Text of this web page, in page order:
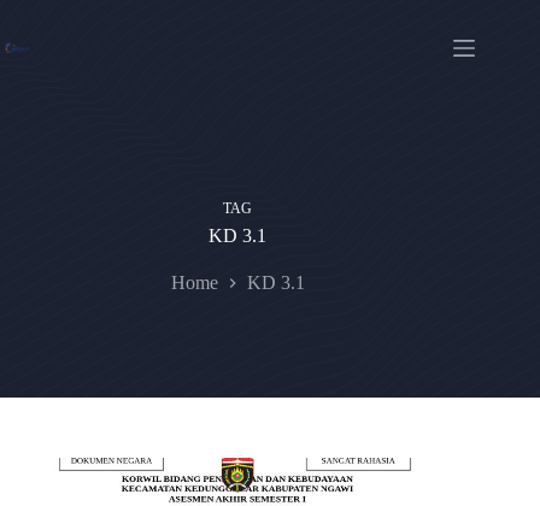
content
TAG
KD 3.1
Home KD 3.1